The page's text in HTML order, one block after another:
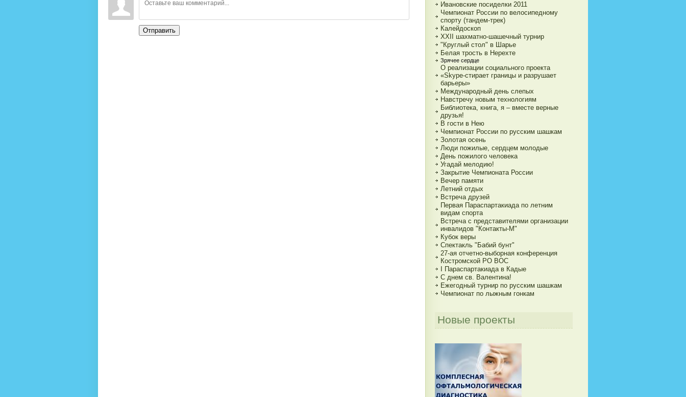
Отправить
Ивановские посиделки 2011
Чемпионат России по велосипедному
спорту (тандем-трек)
Калейдоскоп
XXII шахматно-шашечный турнир
"Круглый стол" в Шарье
Белая трость в Нерехте
Зрячее сердце
О реализации социального проекта
«Skype-стирает границы и разрушает
барьеры»
Международный день слепых
Навстречу новым технологиям
Библиотека, книга, я – вместе верные
друзья!
В гости в Нею
Чемпионат России по русским шашкам
Золотая осень
Люди пожилые, сердцем молодые
День пожилого человека
Угадай мелодию!
Закрытие Чемпионата России
Вечер памяти
Летний отдых
Встреча друзей
Первая Параспартакиада по летним
видам спорта
Встреча с представителями организации
инвалидов "Контакты-М"
Кубок веры
Спектакль "Бабий бунт"
27-ая отчетно-выборная конференция
Костромской РО ВОС
I Параспартакиада в Кадые
С днем св. Валентина!
Ежегодный турнир по русским шашкам
Чемпионат по лыжным гонкам
Новые проекты